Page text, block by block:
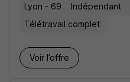
Lyon - 69 Indépendant
Télétravail complet
Voir l’offre